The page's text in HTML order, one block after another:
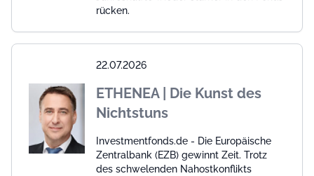
rücken.
22.07.2026
ETHENEA | Die Kunst des
Nichtstuns
Investmentfonds.de - Die Europäische
Zentralbank (EZB) gewinnt Zeit. Trotz
des schwelenden Nahostkonflikts